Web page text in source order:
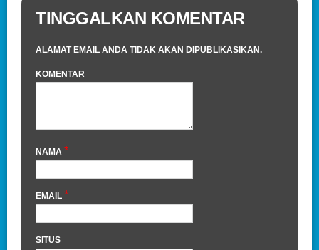
TINGGALKAN KOMENTAR
ALAMAT EMAIL ANDA TIDAK AKAN DIPUBLIKASIKAN.
KOMENTAR
NAMA *
EMAIL *
SITUS